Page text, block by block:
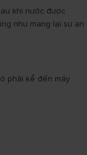
khi nước được
như mang lại sự an
phải kể đến máy